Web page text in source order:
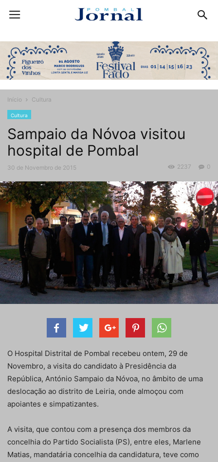
Início Cultura
Cultura
Sampaio da Nóvoa visitou
hospital de Pombal
30 de Novembro de 2015 0
2237
O Hospital Distrital de Pombal recebeu ontem, 29 de
Novembro, a visita do candidato à Presidência da
República, António Sampaio da Nóvoa, no âmbito de uma
deslocação ao distrito de Leiria, onde almoçou com
apoiantes e simpatizantes.
A visita, que contou com a presença dos membros da
concelhia do Partido Socialista (PS), entre eles, Marlene
Matias, mandatária concelhia da candidatura, teve como